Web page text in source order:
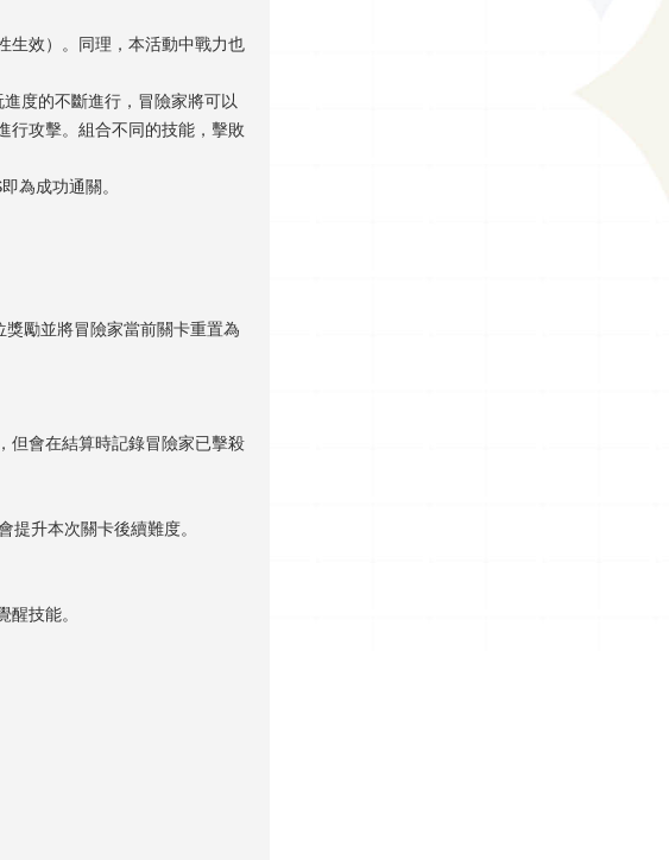
生效）。同理，本活動中戰力也
度的不斷進行，冒險家將可以
行攻擊。組合不同的技能，擊敗
為成功通關。
勵並將冒險家當前關卡重置為
但會在結算時記錄冒險家已擊殺
升本次關卡後續難度。
技能。